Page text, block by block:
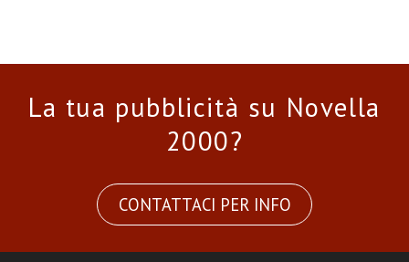
La tua pubblicità su Novella
2000?
CONTATTACI PER INFO